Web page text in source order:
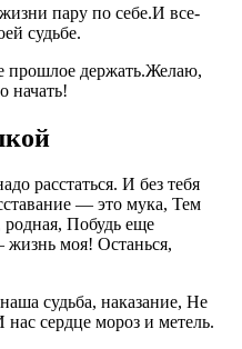
пару по себе.И все-
судьбе.
прошлое держать.Желаю,
начать!
расстаться. И без тебя
— это мука, Тем
Побудь еще
моя! Останься,
судьба, наказание, Не
сердце мороз и метель.